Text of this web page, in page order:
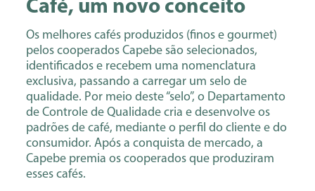
Café, um novo conceito
Os melhores cafés produzidos (finos e gourmet)
pelos cooperados Capebe são selecionados,
identificados e recebem uma nomenclatura
exclusiva, passando a carregar um selo de
qualidade. Por meio deste “selo”, o Departamento
de Controle de Qualidade cria e desenvolve os
padrões de café, mediante o perfil do cliente e do
consumidor. Após a conquista de mercado, a
Capebe premia os cooperados que produziram
esses cafés.